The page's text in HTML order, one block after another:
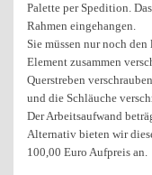
Palette per Spedition.
Rahmen eingehangen.
Sie müssen nur noch
Element zusammen
Querstreben
und die Schläuche
Der Arbeitsaufwand
Alternativ bieten wir
100,00 Euro Aufpreis an.